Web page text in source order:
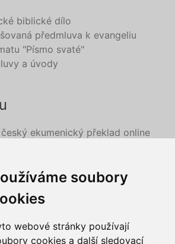
soubory
webové stránky používají
cookies a další sledovací
biblické dílo
předmluva k evangeliu
"Písmo svaté"
a úvody
ekumenický překlad online
21. století, online
- vyhledávání v multilinguální Bibli
- deuterokanonické knihy
každý den e-mailem